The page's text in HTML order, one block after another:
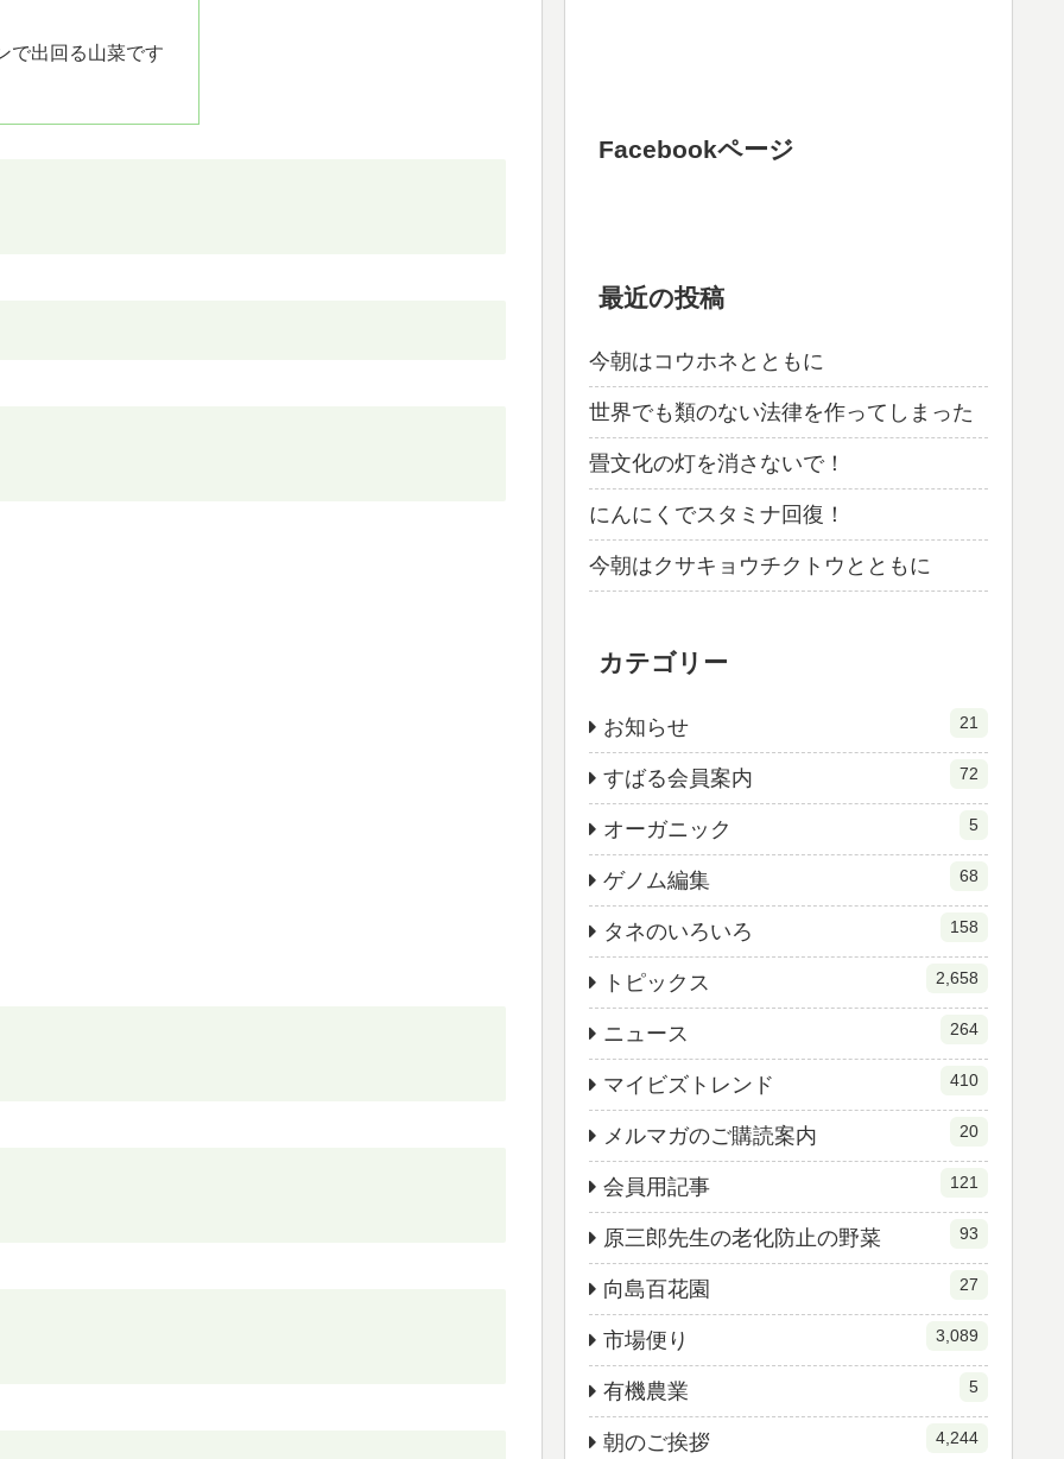
で出回る山菜です
Facebookページ
最近の投稿
今朝はコウホネとともに
世界でも類のない法律を作ってしまった
畳文化の灯を消さないで！
にんにくでスタミナ回復！
今朝はクサキョウチクトウとともに
カテゴリー
お知らせ 21
すばる会員案内 72
オーガニック 5
ゲノム編集 68
タネのいろいろ 158
トピックス 2,658
ニュース 264
マイビズトレンド 410
メルマガのご購読案内 20
会員用記事 121
原三郎先生の老化防止の野菜 93
向島百花園 27
市場便り 3,089
有機農業 5
朝のご挨拶 4,244